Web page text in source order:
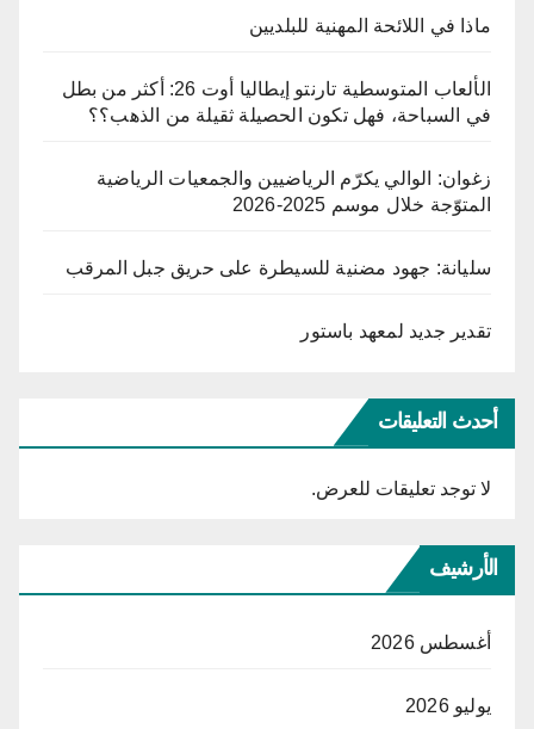
ماذا في اللائحة المهنية للبلديين
الألعاب المتوسطية تارنتو إيطاليا أوت 26: أكثر من بطل
في السباحة، فهل تكون الحصيلة ثقيلة من الذهب؟؟
زغوان: الوالي يكرّم الرياضيين والجمعيات الرياضية
المتوّجة خلال موسم 2025-2026
سليانة: جهود مضنية للسيطرة على حريق جبل المرقب
تقدير جديد لمعهد باستور
أحدث التعليقات
لا توجد تعليقات للعرض.
الأرشيف
أغسطس 2026
يوليو 2026